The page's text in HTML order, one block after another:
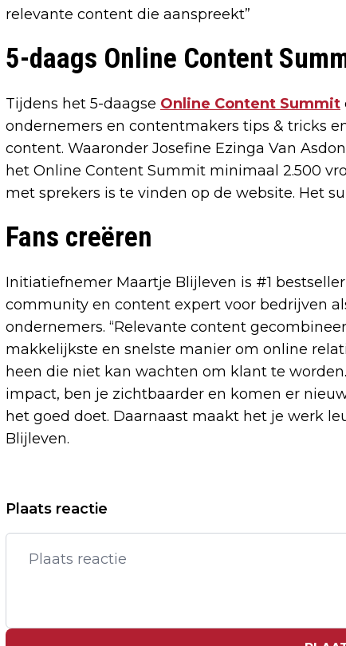
relevante content die aanspreekt”
5-daags Online Content
Tijdens het 5-daagse Online Content Summit
ondernemers en contentmakers tips & tricks
content. Waaronder Josefine Ezinga Van
het Online Content Summit minimaal 2.500
met sprekers is te vinden op de website. Het
Fans creëren
Initiatiefnemer Maartje Blijleven is #1
community en content expert voor bedrijven
ondernemers. “Relevante content
makkelijkste en snelste manier om online
heen die niet kan wachten om klant te
impact, ben je zichtbaarder en komen er
het goed doet. Daarnaast maakt het je werk
Blijleven.
Vorig artikel
IN THE SPOTLIGHT: ROOS BOER
ONTWIKKELDE EEN METHODE OM 'GOED'
Plaats reactie